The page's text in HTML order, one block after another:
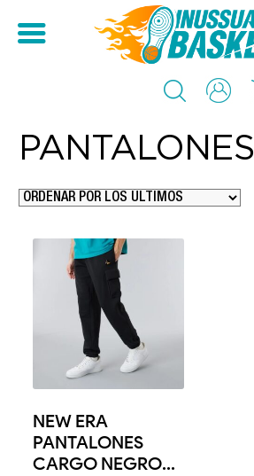
PANTALONES
NEW ERA
PANTALONES
CARGO NEGRO...